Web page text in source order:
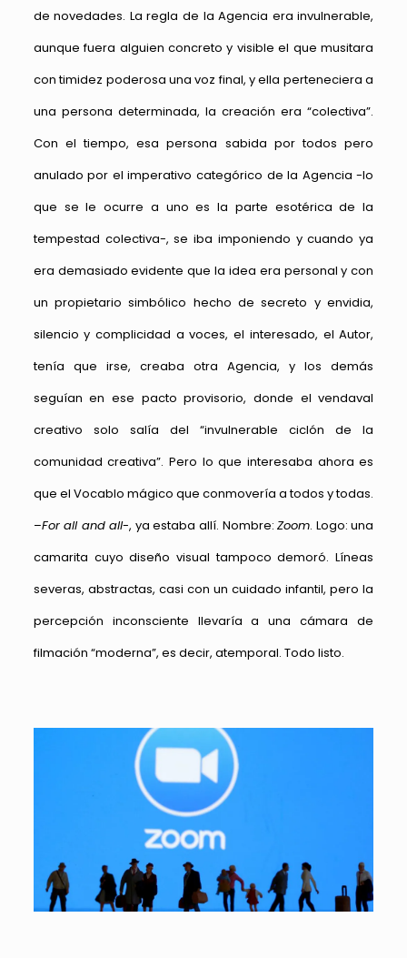
de novedades. La regla de la Agencia era invulnerable,
aunque fuera alguien concreto y visible el que musitara
con timidez poderosa una voz final, y ella perteneciera a
una persona determinada, la creación era “colectiva”.
Con el tiempo, esa persona sabida por todos pero
anulado por el imperativo categórico de la Agencia -lo
que se le ocurre a uno es la parte esotérica de la
tempestad colectiva-, se iba imponiendo y cuando ya
era demasiado evidente que la idea era personal y con
un propietario simbólico hecho de secreto y envidia,
silencio y complicidad a voces, el interesado, el Autor,
tenía que irse, creaba otra Agencia, y los demás
seguían en ese pacto provisorio, donde el vendaval
creativo solo salía del “invulnerable ciclón de la
comunidad creativa”. Pero lo que interesaba ahora es
que el Vocablo mágico que conmovería a todos y todas.
–For all and all-, ya estaba allí. Nombre:Zoom. Logo: una
camarita cuyo diseño visual tampoco demoró. Líneas
severas, abstractas, casi con un cuidado infantil, pero la
percepción inconsciente llevaría a una cámara de
filmación “moderna”, es decir, atemporal. Todo listo.